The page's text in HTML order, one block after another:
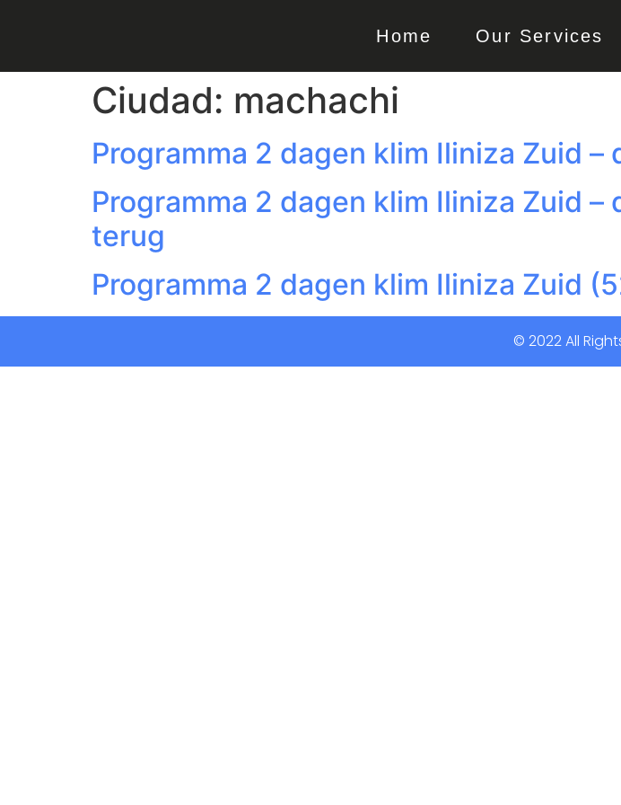
Home Our Services
Ciudad: machachi
Programma 2 dagen klim Iliniza Zuid –
Programma 2 dagen klim Iliniza Zuid
terug
Programma 2 dagen klim Iliniza Zuid
© 2022 All